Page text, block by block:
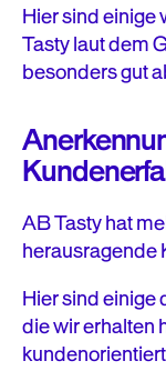
Hier sind einige
Tasty laut dem
besonders gut
AB Tasty hat
herausragende
Hier sind
die wir erhalten